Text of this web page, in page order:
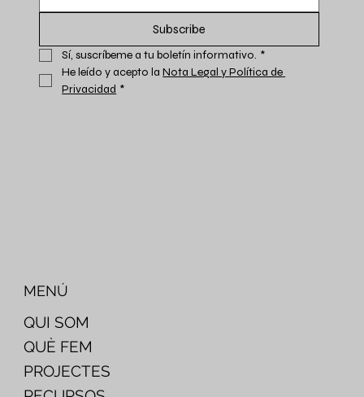
Subscribe
Sí, suscríbeme a tu boletín informativo. *
He leído y acepto la Nota Legal y Política de
Privacidad *
QUI SOM
QUÈ FEM
PROJECTES
MENÚ